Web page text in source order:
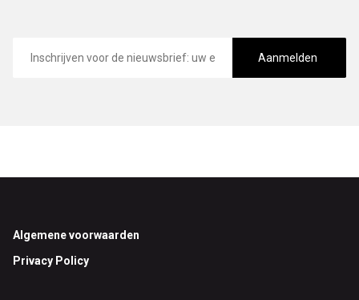
mailadres
Aanmelden
Footer
Algemene voorwaarden
Privacy Policy